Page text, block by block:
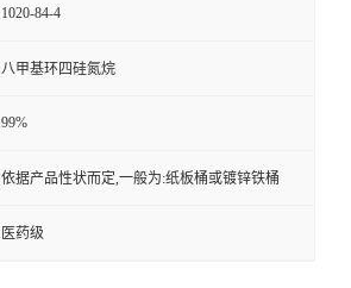
1020-84-4
八甲基环四硅氮烷
99%
依据产品性状而定,一般为:纸板桶或镀锌铁桶
医药级